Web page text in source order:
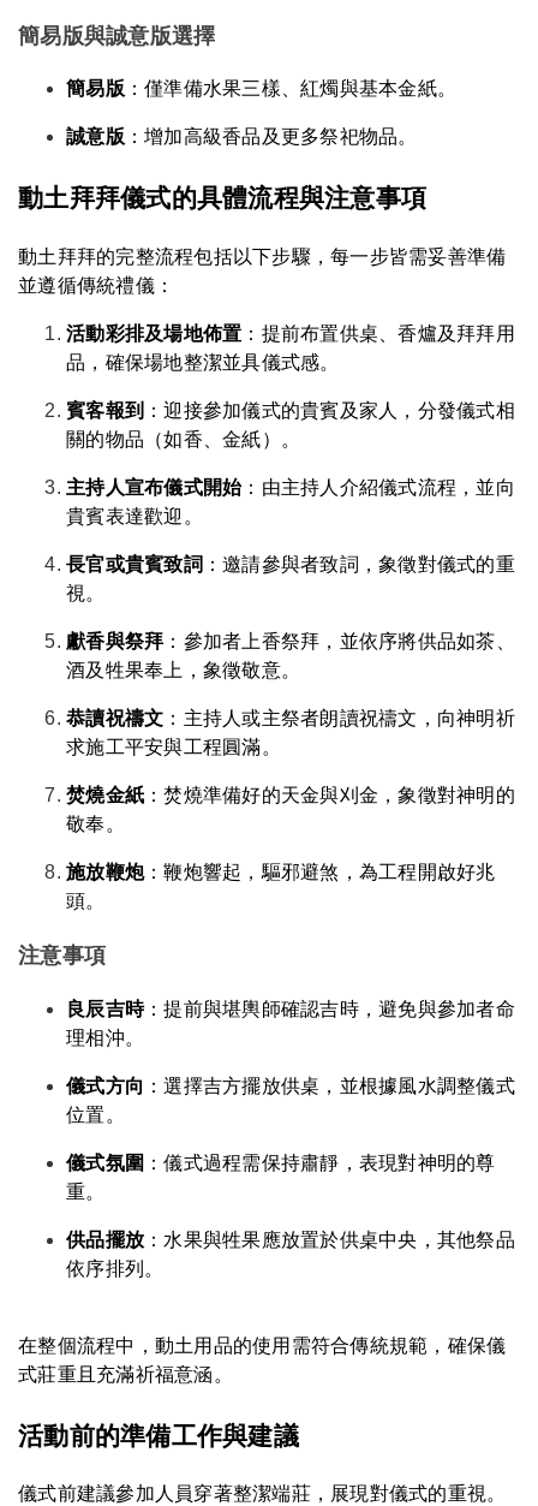
簡易版與誠意版選擇
簡易版 ：僅準備水果三樣、紅燭與基本金紙。
誠意版 ：增加高級香品及更多祭祀物品。
動土拜拜儀式的具體流程與注意事項
動土拜拜的完整流程包括以下步驟，每一步皆需妥善準備
並遵循傳統禮儀：
活動彩排及場地佈置 ：提前布置供桌、香爐及拜拜用
品，確保場地整潔並具儀式感。
賓客報到 ：迎接參加儀式的貴賓及家人，分發儀式相
關的物品（如香、金紙）。
主持人宣布儀式開始：由主持人介紹儀式流程，並向
貴賓表達歡迎。
長官或貴賓致詞 ：邀請參與者致詞，象徵對儀式的重
視。
獻香與祭拜 ：參加者上香祭拜，並依序將供品如茶、
酒及牲果奉上，象徵敬意。
恭讀祝禱文 ：主持人或主祭者朗讀祝禱文，向神明祈
求施工平安與工程圓滿。
焚燒金紙 ：焚燒準備好的天金與刈金，象徵對神明的
敬奉。
施放鞭炮：鞭炮響起，驅邪避煞，為工程開啟好兆
頭。
注意事項
良辰吉時：提前與堪輿師確認吉時，避免與參加者命
理相沖。
儀式方向 ：選擇吉方擺放供桌，並根據風水調整儀式
位置。
儀式氛圍 ：儀式過程需保持肅靜，表現對神明的尊
重。
供品擺放 ：水果與牲果應放置於供桌中央，其他祭品
依序排列。
在整個流程中，動土用品的使用需符合傳統規範，確保儀
式莊重且充滿祈福意涵。
活動前的準備工作與建議
儀式前建議參加人員穿著整潔端莊，展現對儀式的重視。